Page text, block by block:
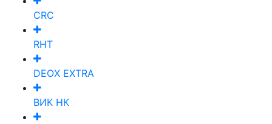
CRC
RHT
DEOX EXTRA
ВИК НК